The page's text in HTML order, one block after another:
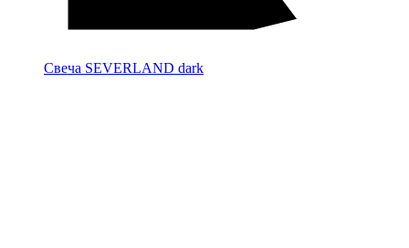
Свеча SEVERLAND dark